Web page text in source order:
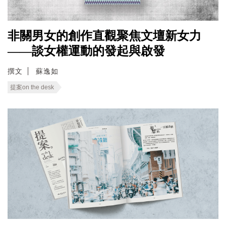
非關男女的創作直觀聚焦文壇新女力
——談女權運動的發起與啟發
撰文 蘇逸如
提案on the desk